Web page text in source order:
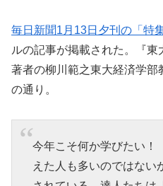
毎日新聞1月13日夕刊の「特
ルの記事が掲載された。『東
著者の柳川範之東大経済学
の通り。
今年こそ何か学びたい
えた人も多いのではない